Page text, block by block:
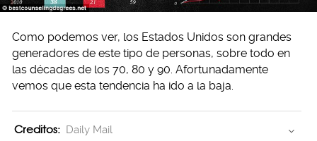
Como podemos ver, los Estados Unidos son grandes
generadores de este tipo de personas, sobre todo en
las décadas de los 70, 80 y 90. Afortunadamente
vemos que esta tendencia ha ido a la baja.
Creditos: Daily Mail